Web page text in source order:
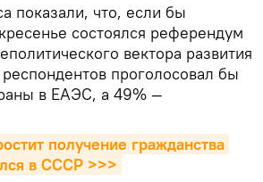
показали, что, если бы
состоялся референдум
вектора развития
проголосовал бы
в ЕАЭС, а 49% —
получение гражданства
в СССР >>>